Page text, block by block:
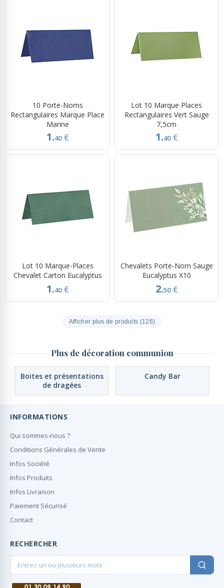
10 Porte-Noms
Rectangulaires Marque Place
Marine
1.40 €
Lot 10 Marque Places
Rectangulaires Vert Sauge
7,5cm
1.40 €
Lot 10 Marque-Places
Chevalet Carton Eucalyptus
1.40 €
Chevalets Porte-Nom Sauge
Eucalyptus X10
2.50 €
Afficher plus de produits (126)
Plus de décoration communion
Boites et présentations
de dragées
Candy Bar
INFORMATIONS
Qui sommes-nous ?
Conditions Générales de Vente
Infos Société
Infos Produits
Infos Livraison
Paiement Sécurisé
Contact
RECHERCHER